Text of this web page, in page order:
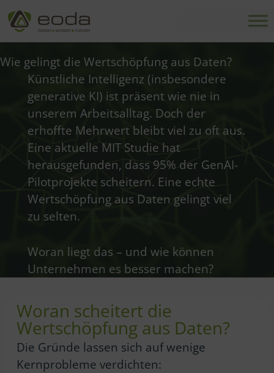
Zum
Inhalt
springen
Wie gelingt die Wertschöpfung aus Daten?
Künstliche Intelligenz (insbesondere
generative KI) ist präsent wie nie in
unserem Arbeitsalltag. Doch der
erhoffte Mehrwert bleibt viel zu oft aus.
Eine aktuelle MIT Studie hat
herausgefunden, dass 95% der GenAI-
Pilotprojekte scheitern. Eine echte
Wertschöpfung aus Daten gelingt viel
zu selten.
Woran liegt das – und wie können
Unternehmen es besser machen?
Woran scheitert die
Wertschöpfung aus Daten?
Die Gründe lassen sich auf wenige
Kernprobleme verdichten: